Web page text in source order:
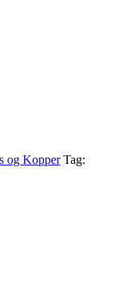
og Kopper Tag: